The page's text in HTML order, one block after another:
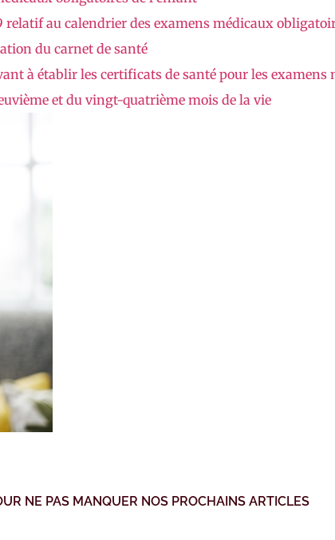
au calendrier des examens médicaux
du carnet de santé
à établir les certificats de santé pour les
et du vingt-quatrième mois de la vie
NE PAS MANQUER NOS PROCHAINS ARTICLES